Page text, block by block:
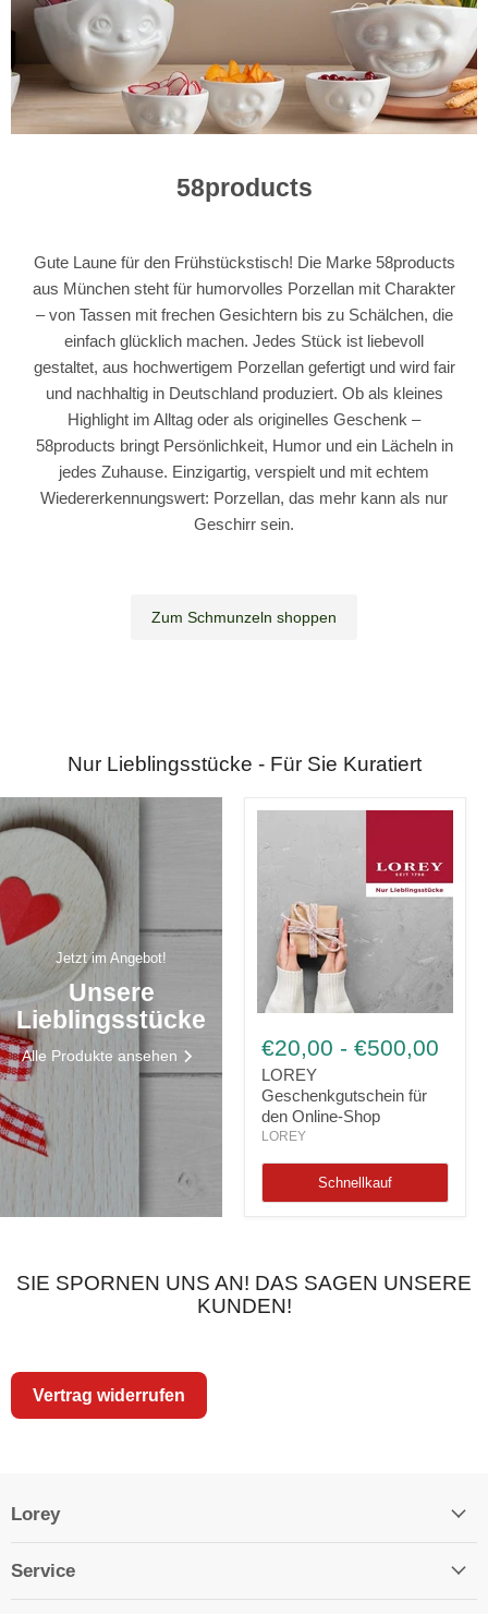
58products
Gute Laune für den Frühstückstisch! Die Marke 58products
aus München steht für humorvolles Porzellan mit Charakter
– von Tassen mit frechen Gesichtern bis zu Schälchen, die
einfach glücklich machen. Jedes Stück ist liebevoll
gestaltet, aus hochwertigem Porzellan gefertigt und wird fair
und nachhaltig in Deutschland produziert. Ob als kleines
Highlight im Alltag oder als originelles Geschenk –
58products bringt Persönlichkeit, Humor und ein Lächeln in
jedes Zuhause. Einzigartig, verspielt und mit echtem
Wiedererkennungswert: Porzellan, das mehr kann als nur
Geschirr sein.
Zum Schmunzeln shoppen
Nur Lieblingsstücke - Für Sie Kuratiert
Jetzt im Angebot!
Unsere
Lieblingsstücke
Alle Produkte ansehen
Geschenkgutschein
für
den
Online-
Shop
€20,00 - €500,00
LOREY
Geschenkgutschein für
den Online-Shop
LOREY
Schnellkauf
SIE SPORNEN UNS AN! DAS SAGEN UNSERE
KUNDEN!
Vertrag widerrufen
Lorey
Service